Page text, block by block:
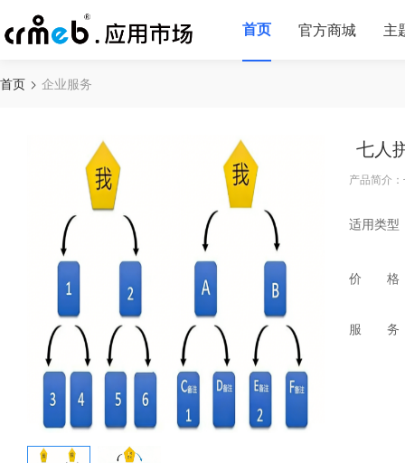
首页 官方商城 主
首页 企业服务
七人
产品简介
适用类型
价 格
服 务